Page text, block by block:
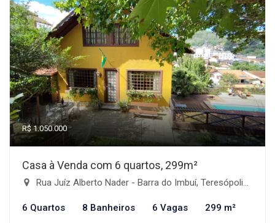
R$ 1.050.000
Casa à Venda com 6 quartos, 299m²
Rua Juíz Alberto Nader - Barra do Imbuí, Teresópolis-RJ
6 Quartos 8 Banheiros 6 Vagas 299 m²